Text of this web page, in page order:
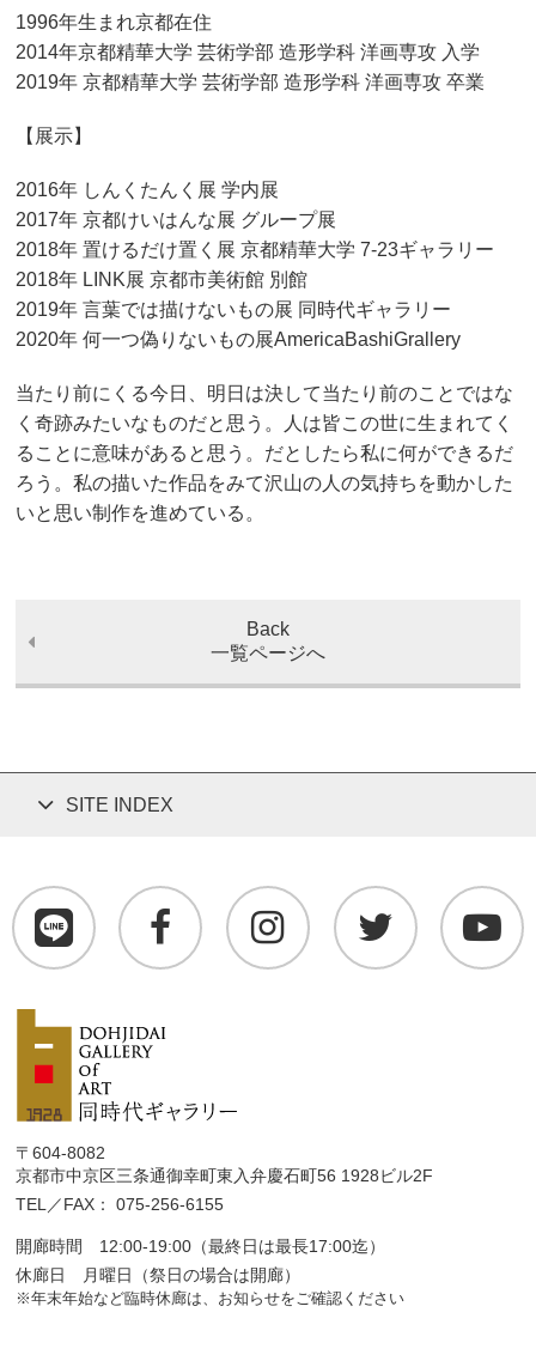
1996年生まれ京都在住
2014年京都精華大学 芸術学部 造形学科 洋画専攻 入学
2019年 京都精華大学 芸術学部 造形学科 洋画専攻 卒業
【展示】
2016年 しんくたんく展 学内展
2017年 京都けいはんな展 グループ展
2018年 置けるだけ置く展 京都精華大学 7-23ギャラリー
2018年 LINK展 京都市美術館 別館
2019年 言葉では描けないもの展 同時代ギャラリー
2020年 何一つ偽りないもの展AmericaBashiGrallery
当たり前にくる今日、明日は決して当たり前のことではな
く奇跡みたいなものだと思う。人は皆この世に生まれてく
ることに意味があると思う。だとしたら私に何ができるだ
ろう。私の描いた作品をみて沢山の人の気持ちを動かした
いと思い制作を進めている。
Back
一覧ページへ
SITE INDEX
〒604-8082
京都市中京区三条通御幸町東入弁慶石町56 1928ビル2F
TEL／FAX： 075-256-6155
開廊時間 12:00-19:00（最終日は最長17:00迄）
休廊日 月曜日（祭日の場合は開廊）
※年末年始など臨時休廊は、お知らせをご確認ください